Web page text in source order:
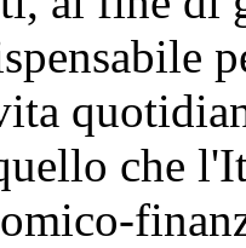
che